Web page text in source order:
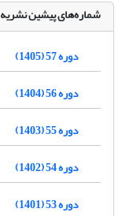
شماره‌های پیشین نشریه
دوره 57 (1405)
دوره 56 (1404)
دوره 55 (1403)
دوره 54 (1402)
دوره 53 (1401)